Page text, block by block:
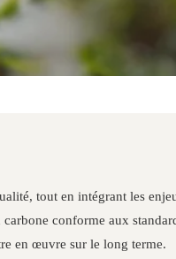
tout en intégrant les
conforme aux
en œuvre sur le long terme.